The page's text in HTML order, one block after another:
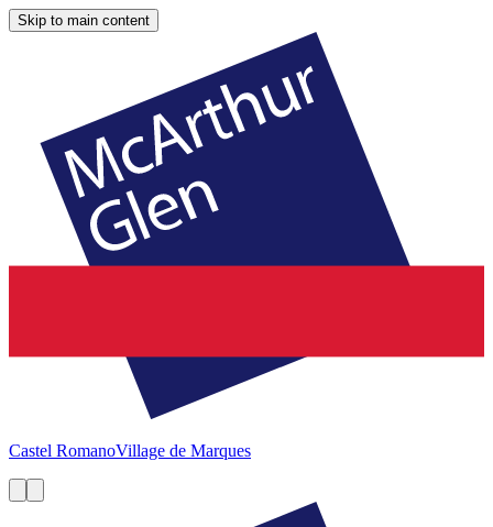
Skip to main content
Castel RomanoVillage de Marques